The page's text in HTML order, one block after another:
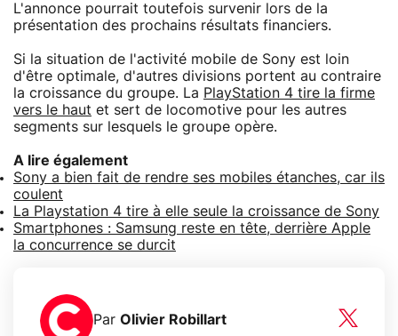
L'annonce pourrait toutefois survenir lors de la
présentation des prochains résultats financiers.
Si la situation de l'activité mobile de Sony est loin
d'être optimale, d'autres divisions portent au contraire
la croissance du groupe. La PlayStation 4 tire la firme
vers le haut et sert de locomotive pour les autres
segments sur lesquels le groupe opère.
A lire également
Sony a bien fait de rendre ses mobiles étanches, car ils
coulent
La Playstation 4 tire à elle seule la croissance de Sony
Smartphones : Samsung reste en tête, derrière Apple
la concurrence se durcit
Par Olivier Robillart